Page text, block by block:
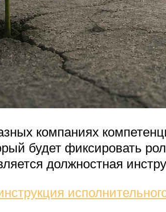
компаниях
будет фиксировать
должностная